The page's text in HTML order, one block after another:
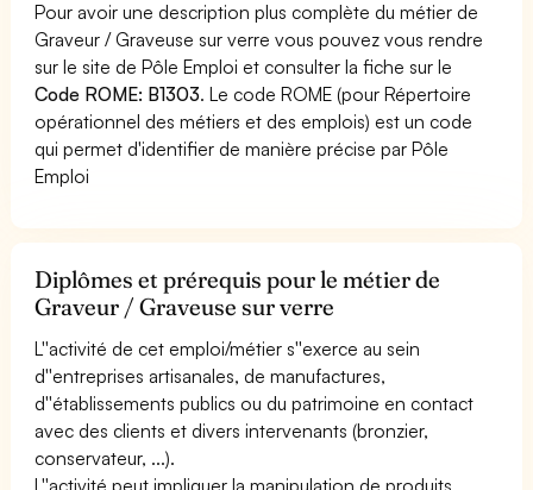
Pour avoir une description plus complète du métier de
Graveur / Graveuse sur verre vous pouvez vous rendre
sur le site de Pôle Emploi et consulter la fiche sur le
Code ROME: B1303. Le code ROME (pour Répertoire
opérationnel des métiers et des emplois) est un code
qui permet d'identifier de manière précise par Pôle
Emploi
Diplômes et prérequis pour le métier de
Graveur / Graveuse sur verre
L''activité de cet emploi/métier s''exerce au sein
d''entreprises artisanales, de manufactures,
d''établissements publics ou du patrimoine en contact
avec des clients et divers intervenants (bronzier,
conservateur, ...).
L''activité peut impliquer la manipulation de produits